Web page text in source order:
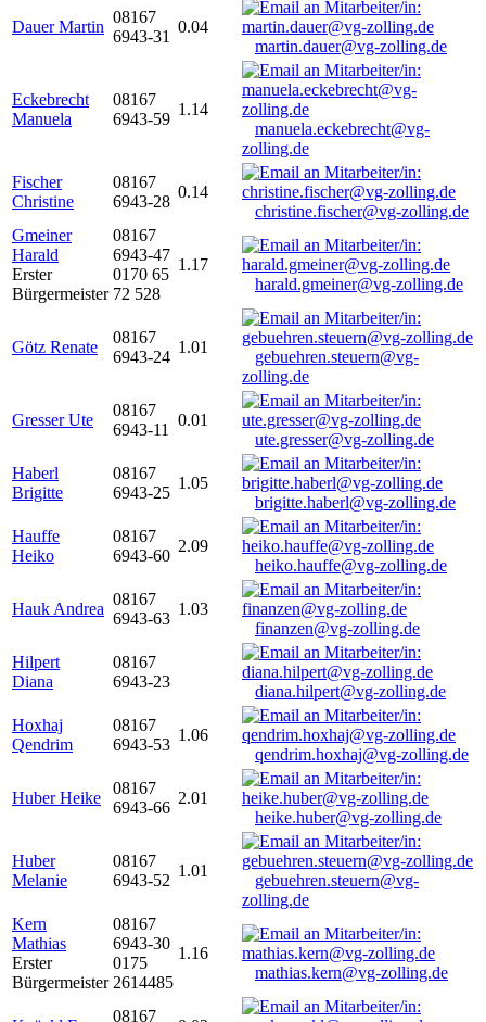
Dauer Martin
08167
6943-31
0.04
martin.dauer@vg-zolling.de
Eckebrecht
Manuela
08167
6943-59
1.14
manuela.eckebrecht@vg-
zolling.de
Fischer
Christine
08167
6943-28
0.14
christine.fischer@vg-zolling.de
Gmeiner
Harald
Erster
Bürgermeister
08167
6943-47
0170 65
72 528
1.17
harald.gmeiner@vg-zolling.de
Götz Renate
08167
6943-24
1.01
gebuehren.steuern@vg-
zolling.de
Gresser Ute
08167
6943-11
0.01
ute.gresser@vg-zolling.de
Haberl
Brigitte
08167
6943-25
1.05
brigitte.haberl@vg-zolling.de
Hauffe
Heiko
08167
6943-60
2.09
heiko.hauffe@vg-zolling.de
Hauk Andrea
08167
6943-63
1.03
finanzen@vg-zolling.de
Hilpert
Diana
08167
6943-23
diana.hilpert@vg-zolling.de
Hoxhaj
Qendrim
08167
6943-53
1.06
qendrim.hoxhaj@vg-zolling.de
Huber Heike
08167
6943-66
2.01
heike.huber@vg-zolling.de
Huber
Melanie
08167
6943-52
1.01
gebuehren.steuern@vg-
zolling.de
Kern
Mathias
Erster
Bürgermeister
08167
6943-30
0175
2614485
1.16
mathias.kern@vg-zolling.de
08167